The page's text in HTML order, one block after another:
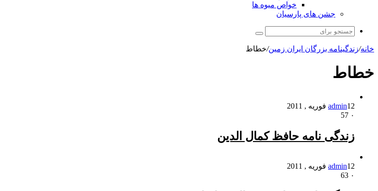
خواص میوه ها
جشن های پارسیان
جستجو
برای
خانه/زندگینامه بزرگان ایران زمین/خطاط
خطاط
admin12 فوریه , 2011
۰
زندگی نامه حافظ کمال الدین
admin12 فوریه , 2011
۰